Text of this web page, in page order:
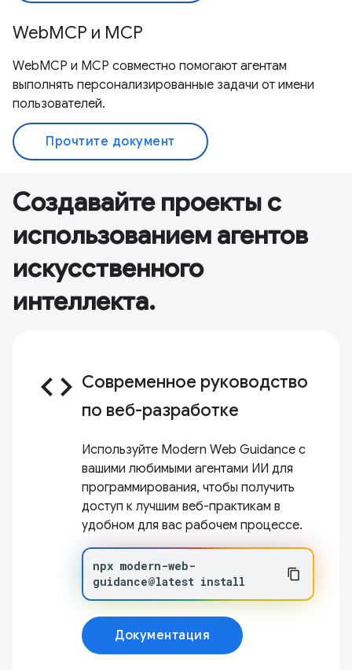
WebMCP и MCP
WebMCP и MCP совместно помогают агентам
выполнять персонализированные задачи от имени
пользователей.
Прочтите документ
Создавайте проекты с
использованием агентов
искусственного
интеллекта.
code Современное руководство
по веб-разработке
Используйте Modern Web Guidance с
вашими любимыми агентами ИИ для
программирования, чтобы получить
доступ к лучшим веб-практикам в
удобном для вас рабочем процессе.
npx modern-web-
guidance@latest install
Документация